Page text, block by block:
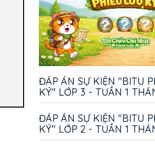
ĐÁP ÁN SỰ KIỆN "BITU
KÝ" LỚP 3 - TUẦN 1
ĐÁP ÁN SỰ KIỆN "BITU
KÝ" LỚP 2 - TUẦN 1